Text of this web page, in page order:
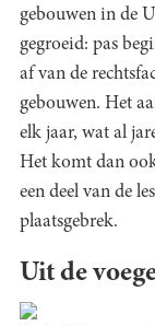
gebouwen in de
gegroeid: pas
af van de
gebouwen. Het
elk jaar, wat al
Het komt dan
een deel van de
plaatsgebrek.
Uit de